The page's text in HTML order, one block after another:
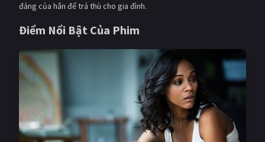
đảng của hắn để trả thù cho gia đình.
Điểm Nổi Bật Của Phim